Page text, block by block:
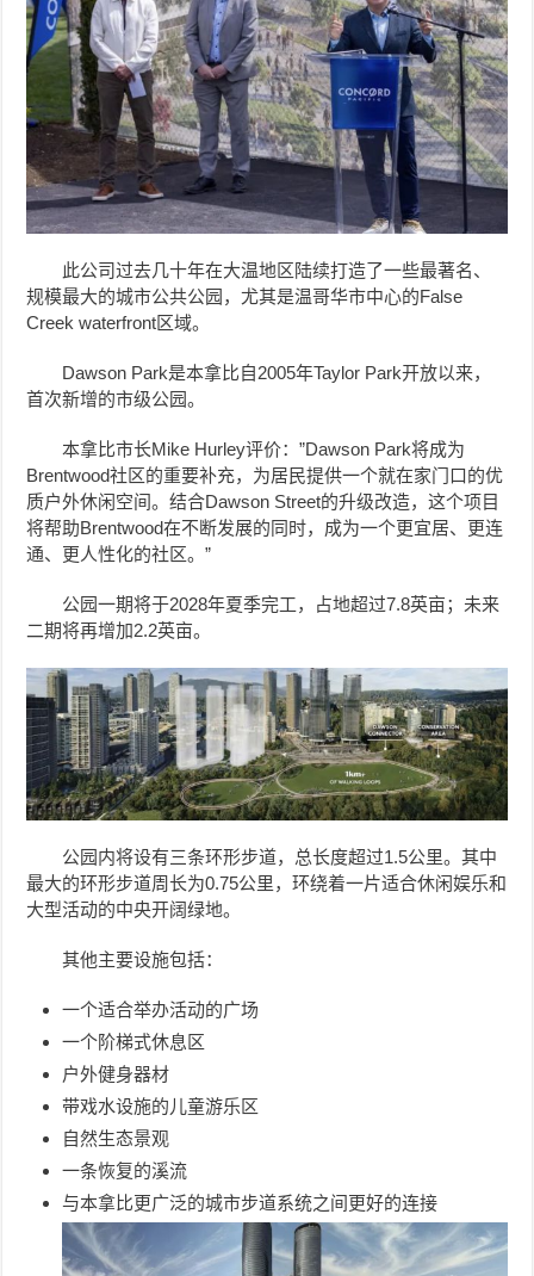
此公司过去几十年在大温地区陆续打造了一些最著名、
规模最大的城市公共公园，尤其是温哥华市中心的False
Creek waterfront区域。
Dawson Park是本拿比自2005年Taylor Park开放以来，
首次新增的市级公园。
本拿比市长Mike Hurley评价：”Dawson Park将成为
Brentwood社区的重要补充，为居民提供一个就在家门口的优
质户外休闲空间。结合Dawson Street的升级改造，这个项目
将帮助Brentwood在不断发展的同时，成为一个更宜居、更连
通、更人性化的社区。”
公园一期将于2028年夏季完工，占地超过7.8英亩；未来
二期将再增加2.2英亩。
公园内将设有三条环形步道，总长度超过1.5公里。其中
最大的环形步道周长为0.75公里，环绕着一片适合休闲娱乐和
大型活动的中央开阔绿地。
其他主要设施包括：
一个适合举办活动的广场
一个阶梯式休息区
户外健身器材
带戏水设施的儿童游乐区
自然生态景观
一条恢复的溪流
与本拿比更广泛的城市步道系统之间更好的连接